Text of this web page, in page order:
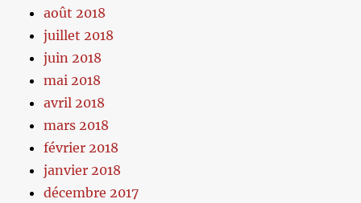
août 2018
juillet 2018
juin 2018
mai 2018
avril 2018
mars 2018
février 2018
janvier 2018
décembre 2017